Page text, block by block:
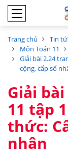
Trang chủ Tin
Môn Toán 11
Giải bài 2.24
cộng, cấp số
Giải
11 tập
thức:
nhân